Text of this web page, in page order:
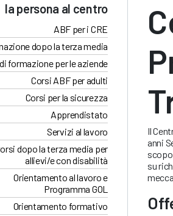
la persona al centro
ABF per i CRE
dopo la terza media
formazione per le aziende
Corsi ABF per adulti
Corsi per la sicurezza
Apprendistato
Servizi al lavoro
dopo la terza media per
allievi/e con disabilità
Orientamento al lavoro e
Programma GOL
Orientamento formativo
Il
anni
su